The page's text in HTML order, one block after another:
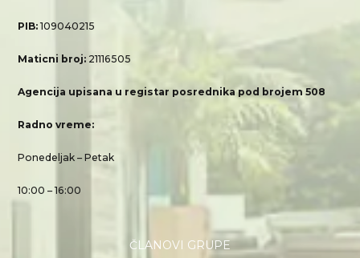
PIB:109040215
Maticni broj: 21116505
Agencija upisana u registar posrednika pod brojem 508
Radno vreme:
Ponedeljak – Petak
10:00 – 16:00
ČLANOVI GRUPE